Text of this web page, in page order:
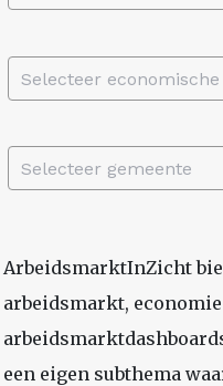
Selecteer economische
Selecteer gemeente
ArbeidsmarktInZicht
arbeidsmarkt,
een eigen subthema